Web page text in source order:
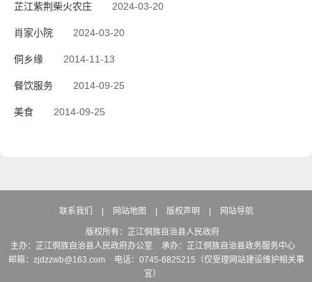
芷江紫荆柴火农庄 2024-03-20
肖家小院 2024-03-20
侗乡缘 2014-11-13
餐饮服务 2014-09-25
美食 2014-09-25
联系我们 网站地图 版权声明 网站导航
版权所有：芷江侗族自治县人民政府
主办：芷江侗族自治县人民政府办公室
承办：芷江侗族自治县政务服务中心
邮箱：zjdzzwb@163.com
电话：0745-6825215（仅受理网站建设维护相关事
宜）